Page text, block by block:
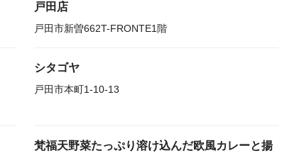
戸田店
戸田市新曽662T-FRONTE1階
シタゴヤ
戸田市本町1-10-13
梵福天野菜たっぷり溶け込んだ欧風カレーと揚